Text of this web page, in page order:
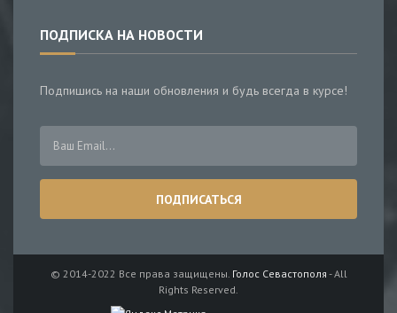
ПОДПИСКА НА НОВОСТИ
Подпишись на наши обновления и будь всегда в курсе!
© 2014-2022 Все права защищены. Голос Севастополя - All
Rights Reserved.